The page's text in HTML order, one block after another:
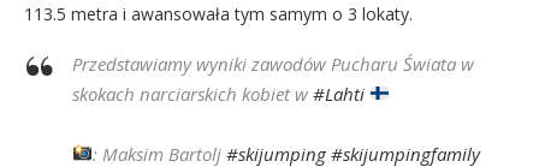
113.5 metra i awansowała tym samym o 3 lokaty.
Przedstawiamy wyniki zawodów Pucharu Świata w
skokach narciarskich kobiet w #Lahti
: Maksim Bartolj#skijumping #skijumpingfamily